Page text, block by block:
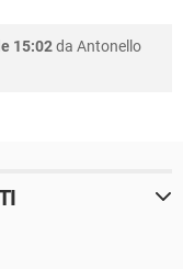
15:02da Antonello